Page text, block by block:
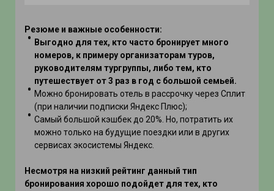
Резюме и важные особенности:
Выгодно для тех, кто часто бронирует много
номеров, к примеру организаторам туров,
руководителям тургруппы, либо тем, кто
путешествует от 3 раз в год с большой семьей.
Можно бронировать отель в рассрочку через Сплит
(при наличии подписки Яндекс Плюс);
Самый большой кэшбек до 20%. Но, потратить их
можно только на будущие поездки или в других
сервисах экосистемы Яндекс.
Несмотря на низкий рейтинг данный тип
бронирования хорошо подойдет для тех, кто